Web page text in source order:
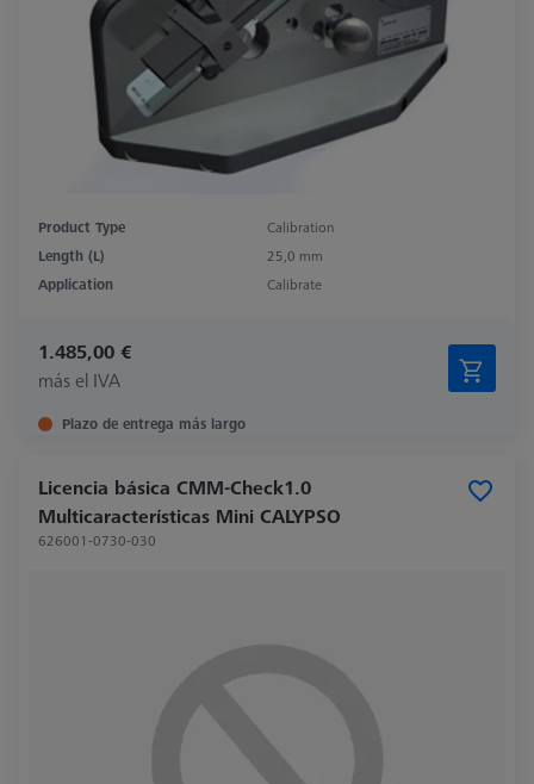
Product Type
Calibration
Length (L)
25,0 mm
Application
Calibrate
1.485,00 €
más el IVA
Plazo de entrega más largo
Licencia básica CMM-Check1.0
Multicaracterísticas Mini CALYPSO
626001-0730-030